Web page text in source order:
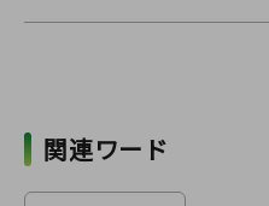
関連ワード